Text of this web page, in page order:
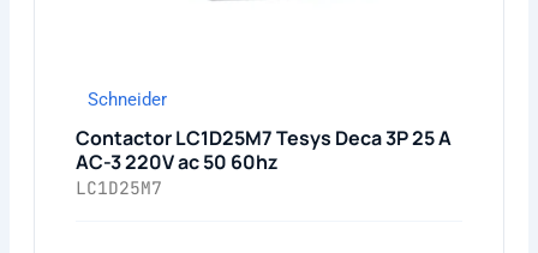
Schneider
Contactor LC1D25M7 Tesys Deca 3P 25 A
AC-3 220V ac 50 60hz
LC1D25M7